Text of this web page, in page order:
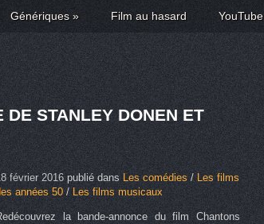
Génériques » Film au hasard YouTube
STANLEY DONEN ET
février 2016 publié dansLes comédies / Les films
années 50/ Les films musicaux
la bande-annonce du film Chantons